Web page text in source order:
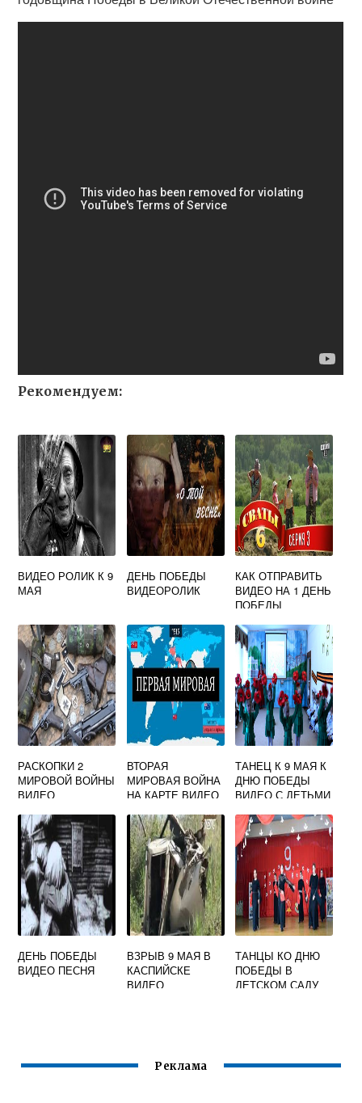
Рекомендуем:
ВИДЕО РОЛИК К 9
МАЯ
ДЕНЬ ПОБЕДЫ
ВИДЕОРОЛИК
КАК ОТПРАВИТЬ
ВИДЕО НА 1 ДЕНЬ
ПОБЕДЫ
РАСКОПКИ 2
МИРОВОЙ ВОЙНЫ
ВИДЕО
ВТОРАЯ
МИРОВАЯ ВОЙНА
НА КАРТЕ ВИДЕО
ТАНЕЦ К 9 МАЯ К
ДНЮ ПОБЕДЫ
ВИДЕО С ДЕТЬМИ
ГРУППЫ
ДЕНЬ ПОБЕДЫ
ВИДЕО ПЕСНЯ
ВЗРЫВ 9 МАЯ В
КАСПИЙСКЕ
ВИДЕО
ТАНЦЫ КО ДНЮ
ПОБЕДЫ В
ДЕТСКОМ САДУ
Реклама